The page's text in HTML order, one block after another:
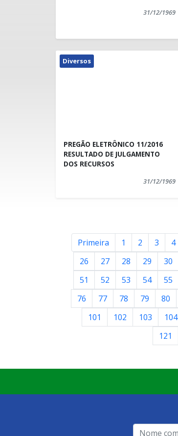
31/12/1969
Diversos
PREGÃO ELETRÔNICO 11/2016
RESULTADO DE JULGAMENTO
DOS RECURSOS
31/12/1969
Primeira 1 2 3 4
26
27 28 29 30
51
52 53 54 55
76
77 78 79 80
101
102 103 104
121